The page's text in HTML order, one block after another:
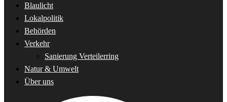
Blaulicht
Lokalpolitik
Behörden
Verkehr
Sanierung Verteilerring
Natur & Umwelt
Über uns